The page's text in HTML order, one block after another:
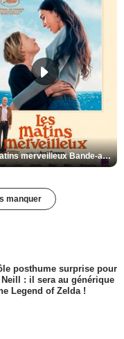
Les Matins merveilleux Bande-annonce VF
manquer
posthume surprise pour
: il sera au générique
Legend of Zelda !